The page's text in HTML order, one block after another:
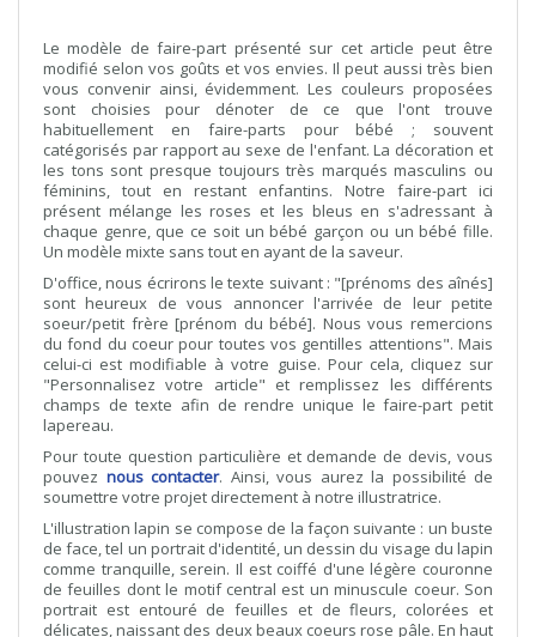
Le modèle de faire-part présenté sur cet article peut être
modifié selon vos goûts et vos envies. Il peut aussi très bien
vous convenir ainsi, évidemment. Les couleurs proposées
sont choisies pour dénoter de ce que l'ont trouve
habituellement en faire-parts pour bébé ; souvent
catégorisés par rapport au sexe de l'enfant. La décoration et
les tons sont presque toujours très marqués masculins ou
féminins, tout en restant enfantins. Notre faire-part ici
présent mélange les roses et les bleus en s'adressant à
chaque genre, que ce soit un bébé garçon ou un bébé fille.
Un modèle mixte sans tout en ayant de la saveur.
D'office, nous écrirons le texte suivant : "[prénoms des aînés]
sont heureux de vous annoncer l'arrivée de leur petite
soeur/petit frère [prénom du bébé]. Nous vous remercions
du fond du coeur pour toutes vos gentilles attentions". Mais
celui-ci est modifiable à votre guise. Pour cela, cliquez sur
"Personnalisez votre article" et remplissez les différents
champs de texte afin de rendre unique le faire-part petit
lapereau.
Pour toute question particulière et demande de devis, vous
pouvez nous contacter. Ainsi, vous aurez la possibilité de
soumettre votre projet directement à notre illustratrice.
L'illustration lapin se compose de la façon suivante : un buste
de face, tel un portrait d'identité, un dessin du visage du lapin
comme tranquille, serein. Il est coiffé d'une légère couronne
de feuilles dont le motif central est un minuscule coeur. Son
portrait est entouré de feuilles et de fleurs, colorées et
délicates, naissant des deux beaux coeurs rose pâle. En haut